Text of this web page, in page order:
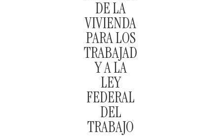
DE LA
VIVIENDA
PARA LOS
TRABAJADORES
Y A LA
LEY
FEDERAL
DEL
TRABAJO